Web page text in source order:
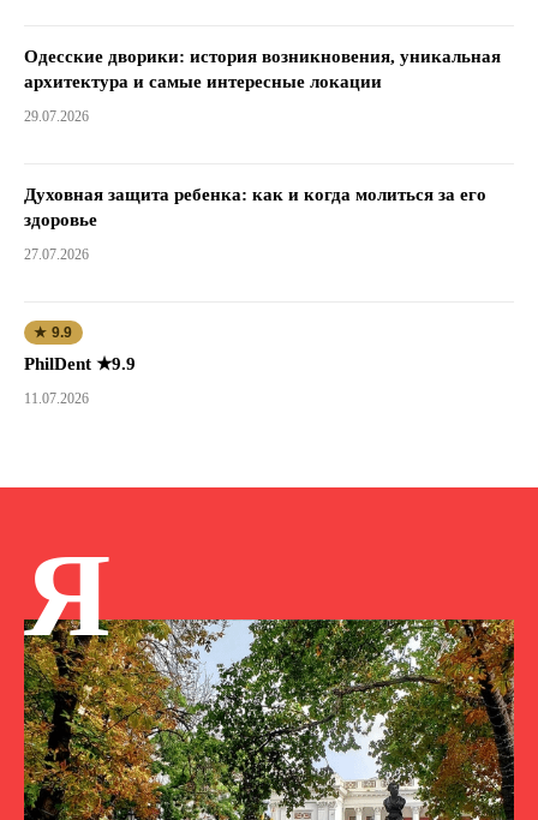
Одесские дворики: история возникновения, уникальная
архитектура и самые интересные локации
29.07.2026
Духовная защита ребенка: как и когда молиться за его
здоровье
27.07.2026
★ 9.9
PhilDent ★9.9
11.07.2026
Я